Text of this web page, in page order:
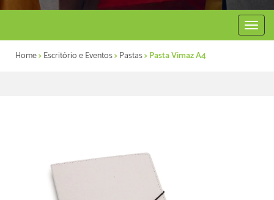
Abrir
menu
Home>Escritório e Eventos>Pastas> Pasta Vimaz A4